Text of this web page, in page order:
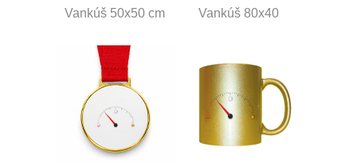
Vankúš 50x50 cm Vankúš 80x40